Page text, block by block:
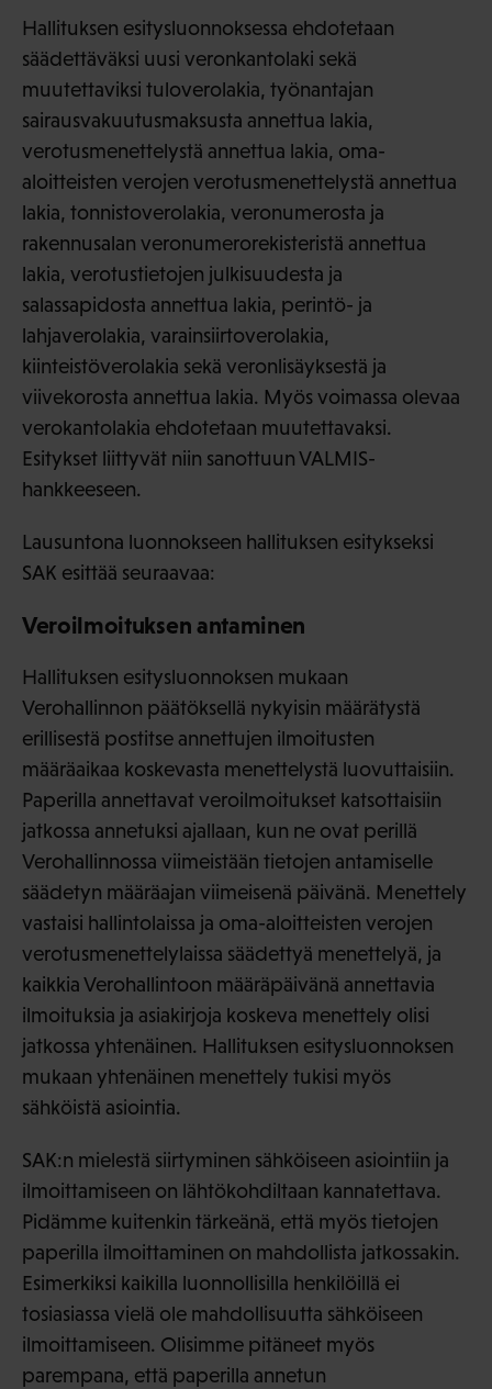
Hallituksen esitysluonnoksessa ehdotetaan
säädettäväksi uusi veronkantolaki sekä
muutettaviksi tuloverolakia, työnantajan
sairausvakuutusmaksusta annettua lakia,
verotusmenettelystä annettua lakia, oma-
aloitteisten verojen verotusmenettelystä annettua
lakia, tonnistoverolakia, veronumerosta ja
rakennusalan veronumerorekisteristä annettua
lakia, verotustietojen julkisuudesta ja
salassapidosta annettua lakia, perintö- ja
lahjaverolakia, varainsiirtoverolakia,
kiinteistöverolakia sekä veronlisäyksestä ja
viivekorosta annettua lakia. Myös voimassa olevaa
verokantolakia ehdotetaan muutettavaksi.
Esitykset liittyvät niin sanottuun VALMIS-
hankkeeseen.
Lausuntona luonnokseen hallituksen esitykseksi
SAK esittää seuraavaa:
Veroilmoituksen antaminen
Hallituksen esitysluonnoksen mukaan
Verohallinnon päätöksellä nykyisin määrätystä
erillisestä postitse annettujen ilmoitusten
määräaikaa koskevasta menettelystä luovuttaisiin.
Paperilla annettavat veroilmoitukset katsottaisiin
jatkossa annetuksi ajallaan, kun ne ovat perillä
Verohallinnossa viimeistään tietojen antamiselle
säädetyn määräajan viimeisenä päivänä. Menettely
vastaisi hallintolaissa ja oma-aloitteisten verojen
verotusmenettelylaissa säädettyä menettelyä, ja
kaikkia Verohallintoon määräpäivänä annettavia
ilmoituksia ja asiakirjoja koskeva menettely olisi
jatkossa yhtenäinen. Hallituksen esitysluonnoksen
mukaan yhtenäinen menettely tukisi myös
sähköistä asiointia.
SAK:n mielestä siirtyminen sähköiseen asiointiin ja
ilmoittamiseen on lähtökohdiltaan kannatettava.
Pidämme kuitenkin tärkeänä, että myös tietojen
paperilla ilmoittaminen on mahdollista jatkossakin.
Esimerkiksi kaikilla luonnollisilla henkilöillä ei
tosiasiassa vielä ole mahdollisuutta sähköiseen
ilmoittamiseen. Olisimme pitäneet myös
parempana, että paperilla annetun